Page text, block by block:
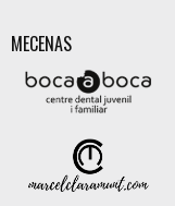
MECENAS